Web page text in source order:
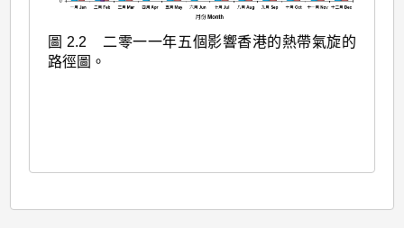
圖 2.2 二零一一年五個影響香港的熱帶氣旋的
路徑圖。